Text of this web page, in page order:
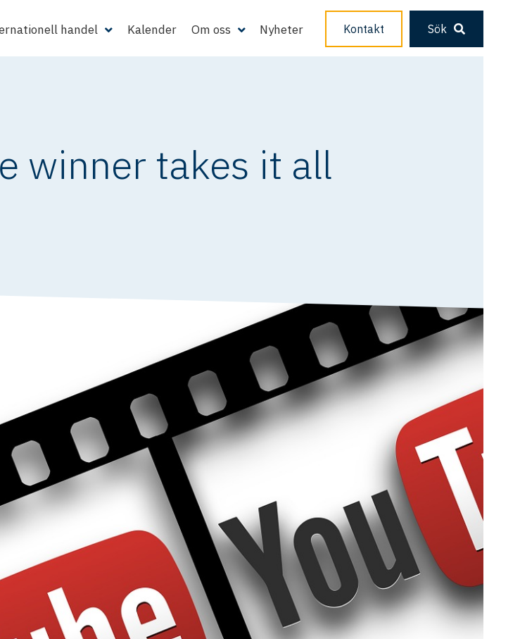
handel Kalender Om oss Nyheter Kontakt Sök
winner takes it all